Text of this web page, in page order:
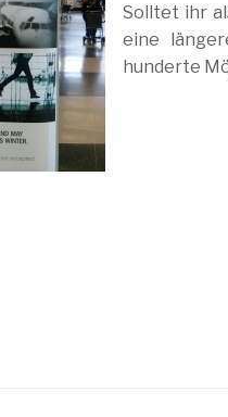
Solltet ihr
eine
hunderte